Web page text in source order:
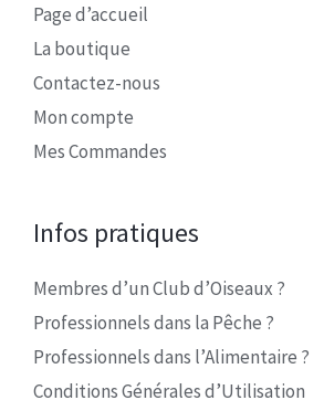
Page d’accueil
La boutique
Contactez-nous
Mon compte
Mes Commandes
Infos pratiques
Membres d’un Club d’Oiseaux ?
Professionnels dans la Pêche ?
Professionnels dans l’Alimentaire ?
Conditions Générales d’Utilisation